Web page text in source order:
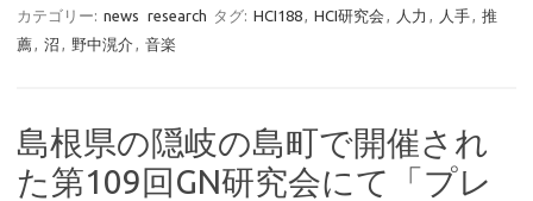
カテゴリー: news research タグ: HCI188, HCI研究会 , 人力 , 人手, 推
薦, 沼 , 野中滉介, 音楽
島根県の隠岐の島町で開催され
た第109回GN研究会にて「プレ